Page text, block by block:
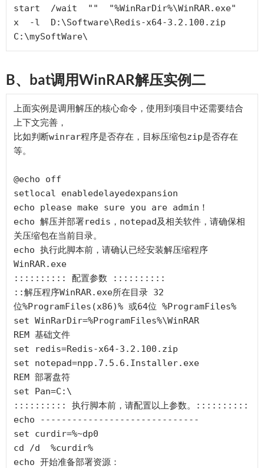
start  /wait  ""  "%WinRarDir%\WinRAR.exe"
x  -l  D:\Software\Redis-x64-3.2.100.zip
B、bat调用WinRAR解压实例二
上面实例是调用解压的核心命令，使用到项目中还需要结合
上下文完善，
比如判断winrar程序是否存在，目标压缩包zip是否存在
等。
@echo off
setlocal enabledelayedexpansion
echo please make sure you are admin！
echo 解压并部署redis，notepad及相关软件，请确保相
关压缩包在当前目录。
echo 执行此脚本前，请确认已经安装解压缩程序
WinRAR.exe
:::::::::: 配置参数 ::::::::::
::解压程序WinRAR.exe所在目录 32
位%ProgramFiles(x86)% 或64位 %ProgramFiles%
set WinRarDir=%ProgramFiles%\WinRAR
REM 基础文件
set redis=Redis-x64-3.2.100.zip
set notepad=npp.7.5.6.Installer.exe
REM 部署盘符
set Pan=C:\
:::::::::: 执行脚本前，请配置以上参数。::::::::::
echo ------------------------------
set curdir=%~dp0
cd /d  %curdir%
echo 开始准备部署资源：